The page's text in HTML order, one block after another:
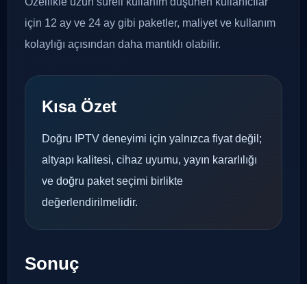
için 12 ay ve 24 ay gibi paketler, maliyet ve kullanım
kolaylığı açısından daha mantıklı olabilir.
Kısa Özet
Doğru IPTV deneyimi için yalnızca fiyat değil;
altyapı kalitesi, cihaz uyumu, yayın kararlılığı
ve doğru paket seçimi birlikte
değerlendirilmelidir.
Sonuç